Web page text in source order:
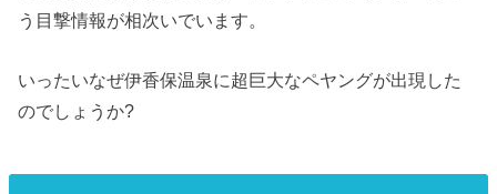
う目撃情報が相次いでいます。
いったいなぜ伊香保温泉に超巨大なペヤングが出現した
のでしょうか?